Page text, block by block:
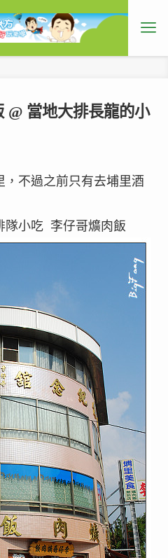
@ 當地大排長龍的小
，不過之前只有去埔里酒
隊小吃 李仔哥爌肉飯